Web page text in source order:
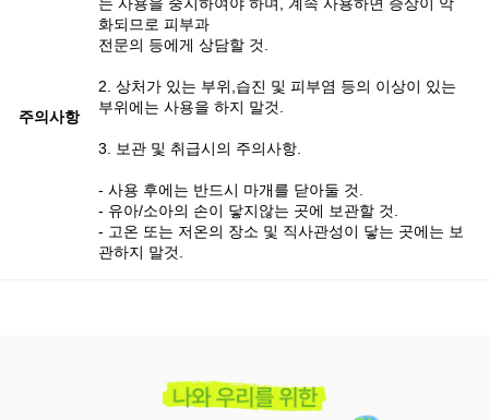
주의사항
화되므로 피부과
전문의 등에게 상담할 것.
2. 상처가 있는 부위,습진 및 피부염 등의 이상이 있는
부위에는 사용을 하지 말것.
3. 보관 및 취급시의 주의사항.
- 사용 후에는 반드시 마개를 닫아둘 것.
- 유아/소아의 손이 닿지않는 곳에 보관할 것.
- 고온 또는 저온의 장소 및 직사관성이 닿는 곳에는 보
관하지 말것.